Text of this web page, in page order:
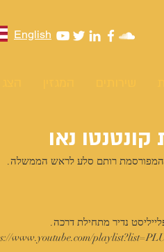
English
נאו
המפורסמת רותם סלע לראש הממשלה.
נדיר מתחילת דרכה.
www.youtube.com/